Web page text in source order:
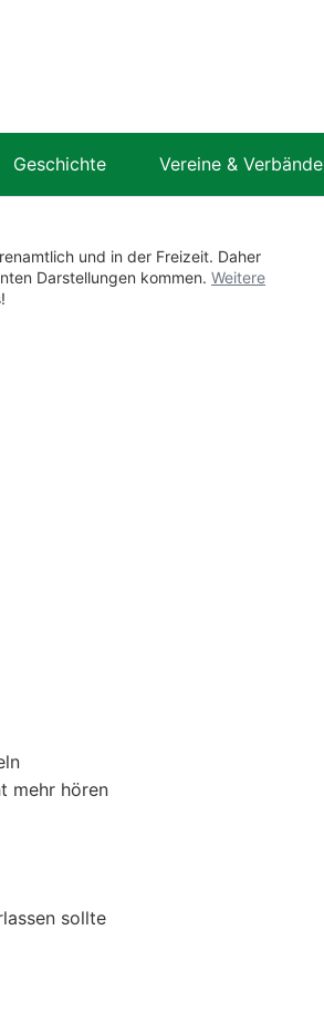
Geschichte Vereine & Verbände
und in der Freizeit. Daher
Darstellungen kommen. Weitere
mehr hören
sollte